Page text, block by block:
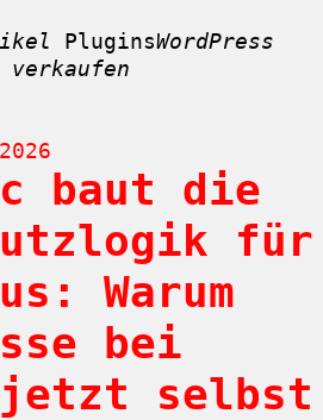
PluginsWordPress
verkaufen
baut die
für
Warum
bei
jetzt selbst